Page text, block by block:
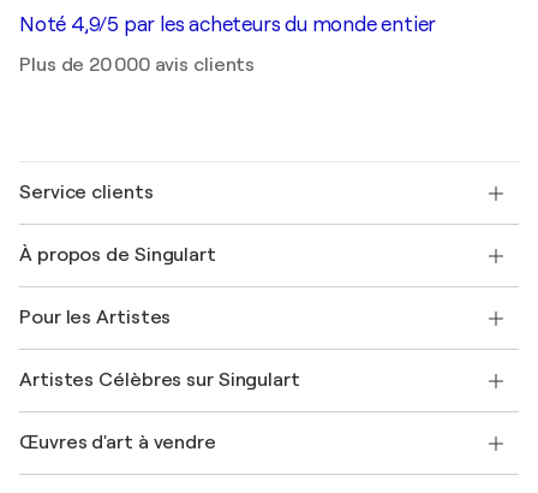
Noté 4,9/5 par les acheteurs du monde entier
Plus de 20 000 avis clients
Service clients
Expédition
Offrir une carte cadeau
Rejoignez notre programme commercial
Mon compte
+33 1 76 44 06 42
À propos de Singulart
FAQ
Magazine Singulart
Emplois
Découvrez une sélection d'art original
Pour les Artistes
Se connecter en tant qu'Artiste
Artistes Célèbres sur Singulart
Marc Chagall
Œuvres d'art à vendre